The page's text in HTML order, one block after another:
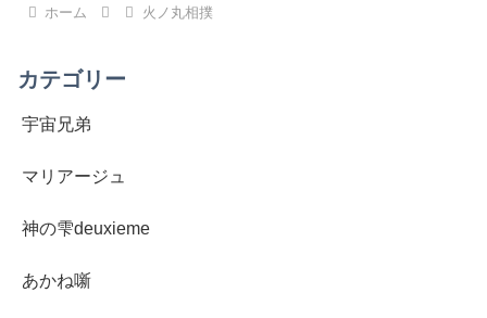
ホーム 火ノ丸相撲
カテゴリー
宇宙兄弟
マリアージュ
神の雫deuxieme
あかね噺